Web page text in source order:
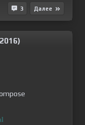
3 Далее